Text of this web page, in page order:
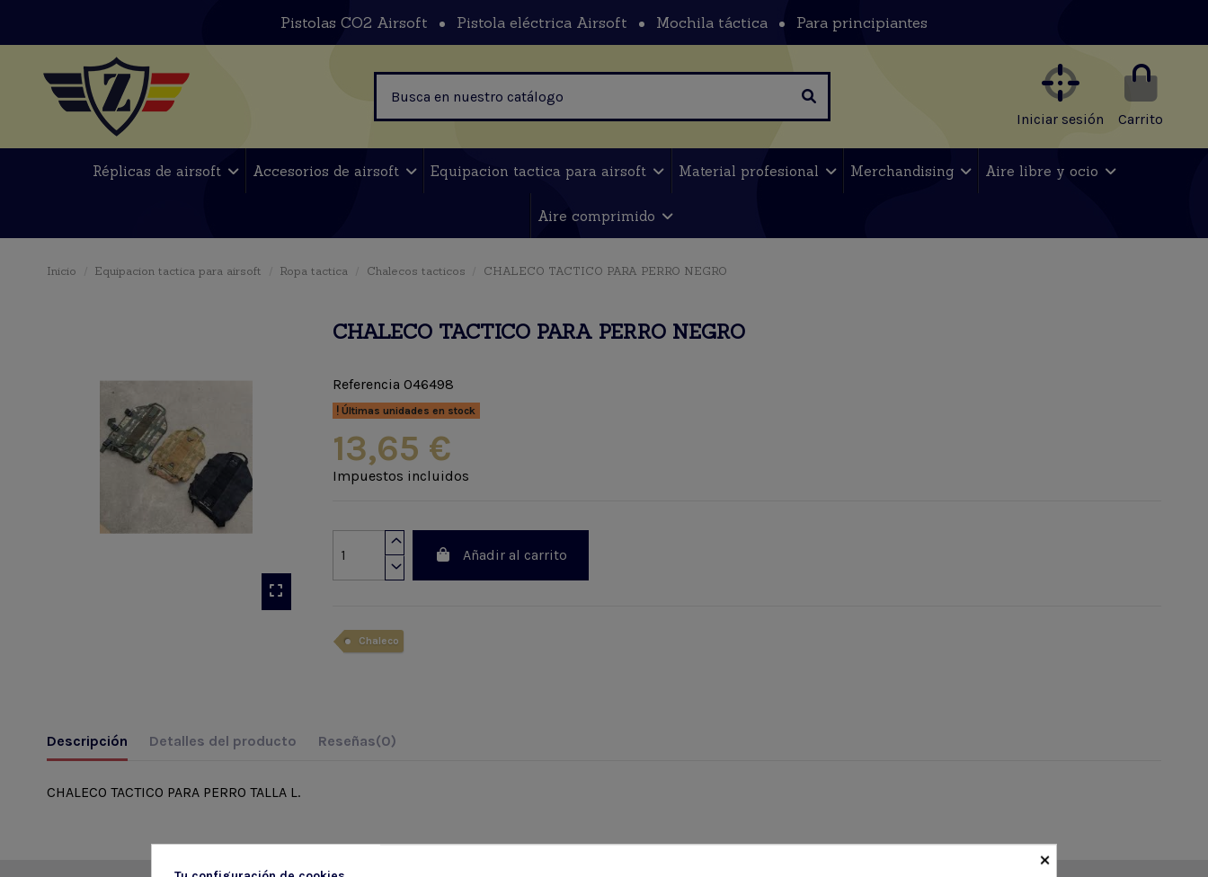
Pistolas CO2 Airsoft Pistola eléctrica Airsoft Mochila táctica Para principiantes
Iniciar sesión Carrito
Réplicas de airsoft Accesorios de airsoft Equipacion tactica para airsoft Material profesional Merchandising Aire libre y ocio
Aire comprimido
Inicio Equipacion tactica para airsoft Ropa tactica Chalecos tacticos CHALECO TACTICO PARA PERRO NEGRO
CHALECO TACTICO PARA PERRO NEGRO
Referencia 046498
Últimas unidades en stock
13,65 €
Impuestos incluidos
Añadir al carrito
Chaleco
Descripción Detalles del producto Reseñas(0)
CHALECO TACTICO PARA PERRO TALLA L.
×